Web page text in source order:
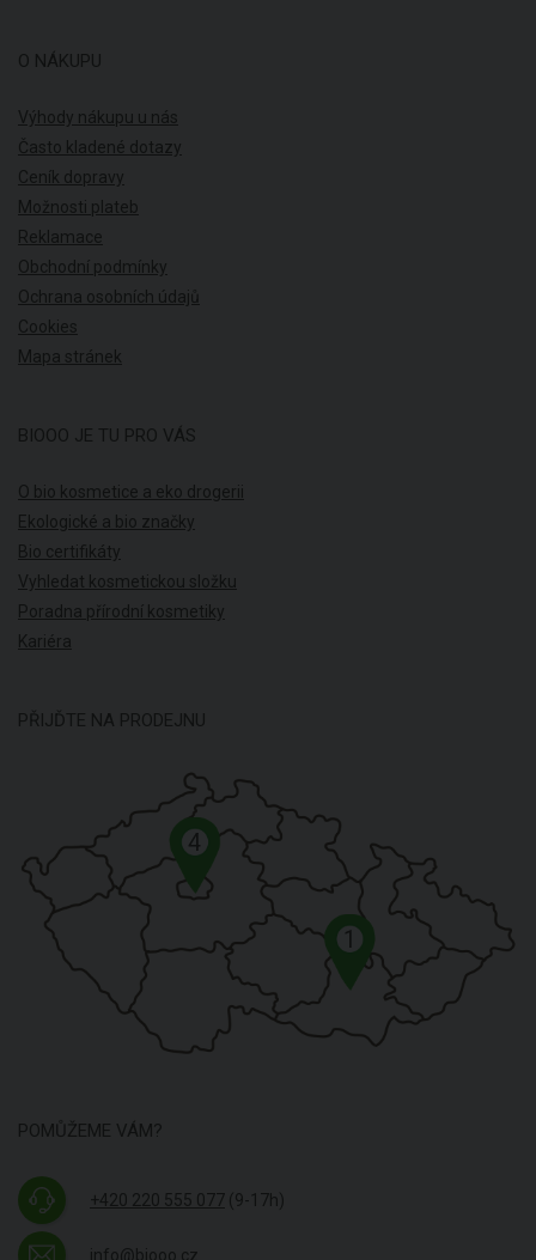
O NÁKUPU
Výhody nákupu u nás
Často kladené dotazy
Ceník dopravy
Možnosti plateb
Reklamace
Obchodní podmínky
Ochrana osobních údajů
Cookies
Mapa stránek
BIOOO JE TU PRO VÁS
O bio kosmetice a eko drogerii
Ekologické a bio značky
Bio certifikáty
Vyhledat kosmetickou složku
Poradna přírodní kosmetiky
Kariéra
PŘIJĎTE NA PRODEJNU
1
4
POMŮŽEME VÁM?
+420 220 555 077 (9-17h)
info@biooo.cz